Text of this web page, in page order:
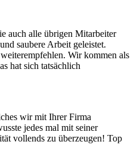
auch alle übrigen Mitarbeiter
saubere Arbeit geleistet.
Wir kommen als
hat sich tatsächlich
wir mit Ihrer Firma
jedes mal mit seiner
vollends zu überzeugen! Top